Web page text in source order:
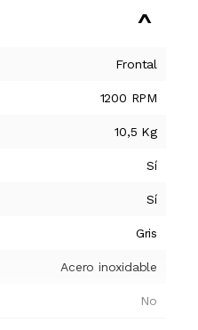
Frontal
1200 RPM
10,5 Kg
Sí
Sí
Gris
Acero inoxidable
No